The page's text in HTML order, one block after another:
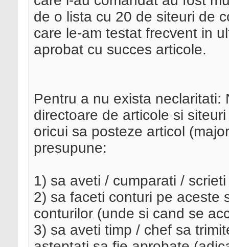
de o lista cu 20 de siteuri de
care le-am testat frecvent in
aprobat cu succes articole.
Pentru a nu exista neclaritati:
directoare de articole si
oricui sa posteze articol
presupune:
1) sa aveti / cumparati /
2) sa faceti conturi pe aceste
conturilor (unde si cand se
3) sa aveti timp / chef sa